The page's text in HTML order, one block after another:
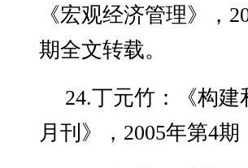
《宏观经济管理》，
期全文转载。
24.丁元竹：《构
月刊》，2005年第4期